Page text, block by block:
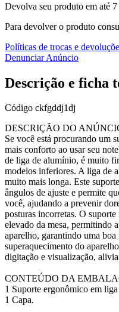
Devolva seu produto em até
Para devolver o produto
Políticas de trocas e
Denunciar Anúncio
Descrição e ficha
Código ckfgddj1dj
DESCRIÇÃO DO
Se você está procurando um
mais conforto ao usar seu
de liga de alumínio, é muito
modelos inferiores. A liga de
muito mais longa. Este
ângulos de ajuste e permite
você, ajudando a prevenir
posturas incorretas. O
elevado da mesa, permitindo
aparelho, garantindo uma
superaquecimento do
digitação e visualização,
CONTEÚDO DA
1 Suporte ergonômico em
1 Capa.